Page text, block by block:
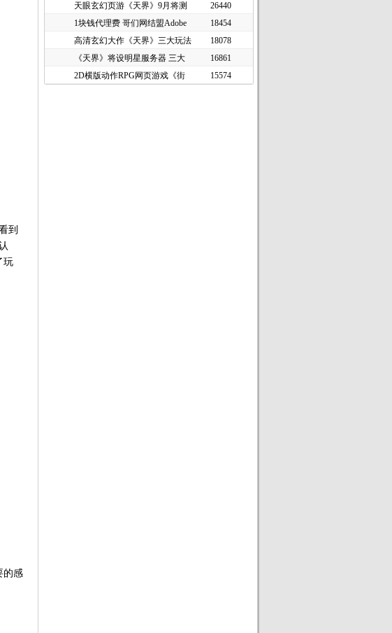
到
玩
的感
天眼玄幻页游《天界》9月将测
26440
1块钱代理费 哥们网结盟Adobe
18454
高清玄幻大作《天界》三大玩法
18078
《天界》将设明星服务器 三大
16861
2D横版动作RPG网页游戏《街
15574